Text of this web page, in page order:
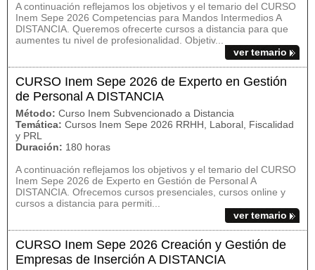
A continuación reflejamos los objetivos y el temario del CURSO
Inem Sepe 2026 Competencias para Mandos Intermedios A
DISTANCIA. Queremos ofrecerte cursos a distancia para que
aumentes tu nivel de profesionalidad. Objetiv...
ver temario
CURSO Inem Sepe 2026 de Experto en Gestión
de Personal A DISTANCIA
Método: Curso Inem Subvencionado a Distancia
Temática: Cursos Inem Sepe 2026 RRHH, Laboral, Fiscalidad
y PRL
Duración: 180 horas
A continuación reflejamos los objetivos y el temario del CURSO
Inem Sepe 2026 de Experto en Gestión de Personal A
DISTANCIA. Ofrecemos cursos presenciales, cursos online y
cursos a distancia para permiti...
ver temario
CURSO Inem Sepe 2026 Creación y Gestión de
Empresas de Inserción A DISTANCIA